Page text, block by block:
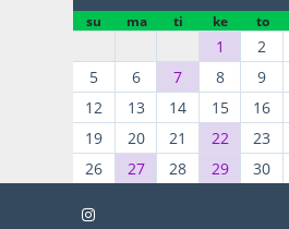
su ma ti ke to
1 2
5
6 7 8 9
12
13 14 15 16
19
20 21 22 23
26
27 28 29 30